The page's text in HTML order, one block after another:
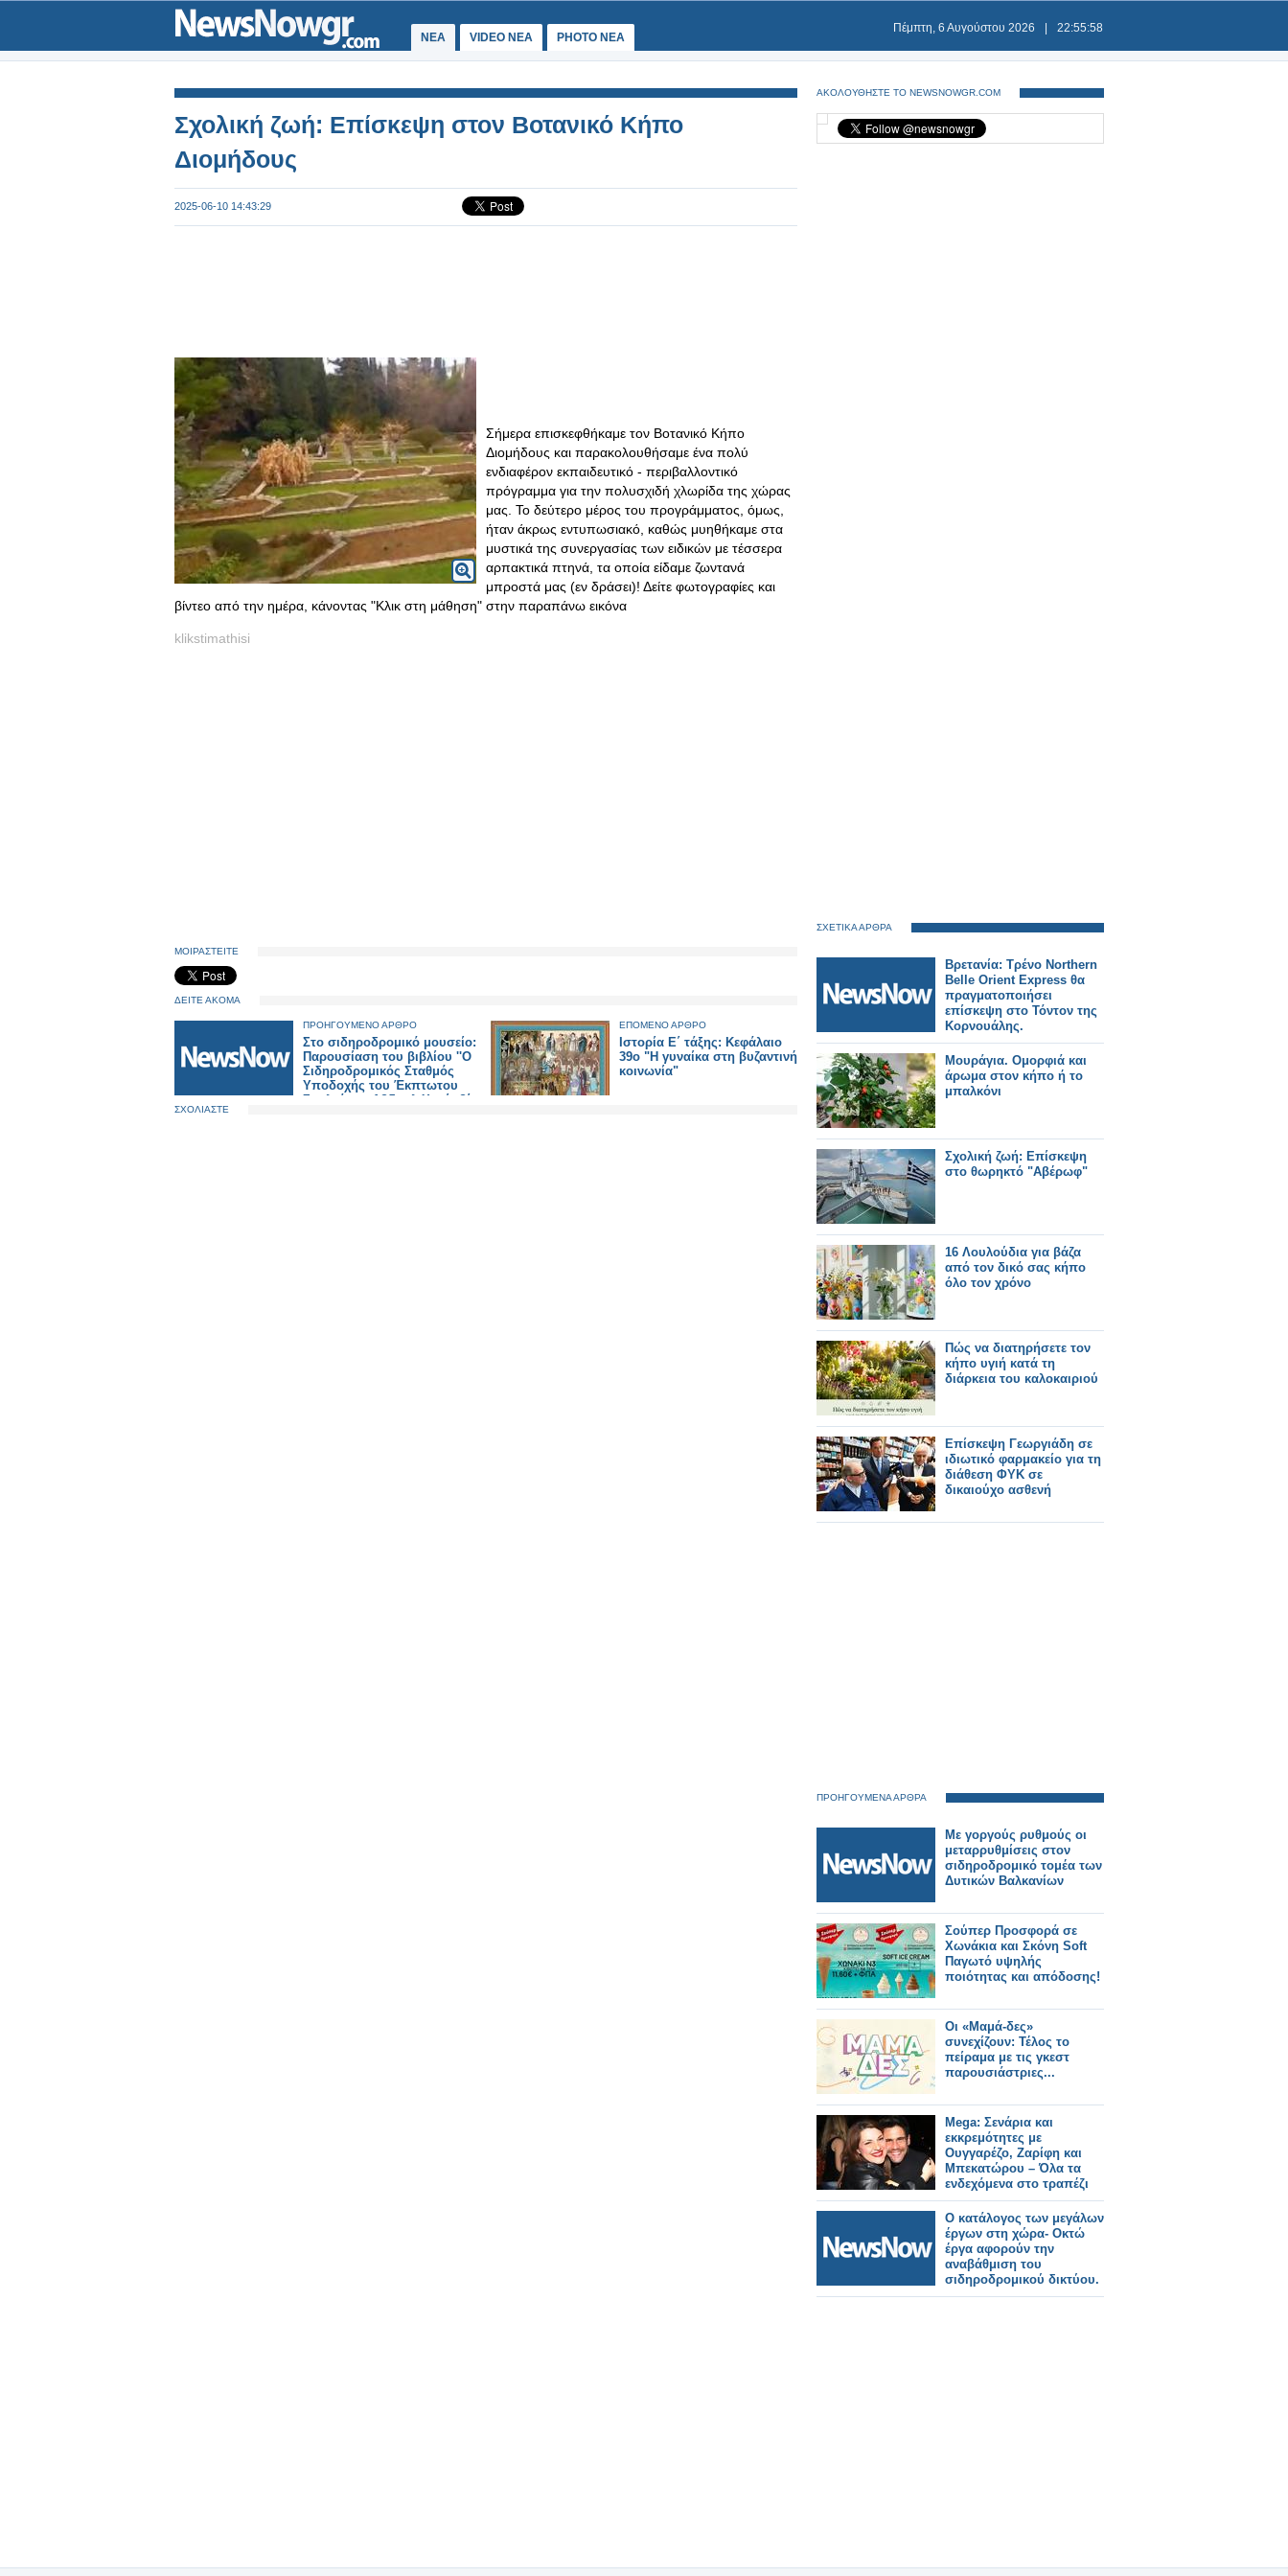
ΝΕΑ VIDEO NEA PHOTO NEA
Πέμπτη, 6 Αυγούστου 2026 22:55:58
Σχολική ζωή: Επίσκεψη στον Βοτανικό Κήπο
Διομήδους
2025-06-10 14:43:29
Σήμερα επισκεφθήκαμε τον Βοτανικό Κήπο
Διομήδους και παρακολουθήσαμε ένα πολύ
ενδιαφέρον εκπαιδευτικό - περιβαλλοντικό
πρόγραμμα για την πολυσχιδή χλωρίδα της χώρας
μας. Το δεύτερο μέρος του προγράμματος, όμως,
ήταν άκρως εντυπωσιακό, καθώς μυηθήκαμε στα
μυστικά της συνεργασίας των ειδικών με τέσσερα
αρπακτικά πτηνά, τα οποία είδαμε ζωντανά
μπροστά μας (εν δράσει)! Δείτε φωτογραφίες και
βίντεο από την ημέρα, κάνοντας "Κλικ στη μάθηση" στην παραπάνω εικόνα
klikstimathisi
ΜΟΙΡΑΣΤΕΙΤΕ
ΔΕΙΤΕ ΑΚΟΜΑ
ΠΡΟΗΓΟΥΜΕΝΟ ΑΡΘΡΟ
Στο σιδηροδρομικό μουσείο:
Παρουσίαση του βιβλίου ''Ο
Σιδηροδρομικός Σταθμός
Υποδοχής του Έκπτωτου
Σουλτάνου Αβδουλ Χαμίτ β΄
ΕΠΟΜΕΝΟ ΑΡΘΡΟ
Ιστορία Ε΄ τάξης: Κεφάλαιο
39ο "Η γυναίκα στη βυζαντινή
κοινωνία"
ΣΧΟΛΙΑΣΤΕ
ΑΚΟΛΟΥΘΗΣΤΕ ΤΟ NEWSNOWGR.COM
ΣΧΕΤΙΚΑ ΑΡΘΡΑ
Βρετανία: Τρένο Northern
Belle Orient Express θα
πραγματοποιήσει
επίσκεψη στο Τόντον της
Κορνουάλης.
Μουράγια. Ομορφιά και
άρωμα στον κήπο ή το
μπαλκόνι
Σχολική ζωή: Επίσκεψη
στο θωρηκτό "Αβέρωφ"
16 Λουλούδια για βάζα
από τον δικό σας κήπο
όλο τον χρόνο
Πώς να διατηρήσετε τον
κήπο υγιή κατά τη
διάρκεια του καλοκαιριού
Επίσκεψη Γεωργιάδη σε
ιδιωτικό φαρμακείο για τη
διάθεση ΦΥΚ σε
δικαιούχο ασθενή
ΠΡΟΗΓΟΥΜΕΝΑ ΑΡΘΡΑ
Με γοργούς ρυθμούς οι
μεταρρυθμίσεις στον
σιδηροδρομικό τομέα των
Δυτικών Βαλκανίων
Σούπερ Προσφορά σε
Χωνάκια και Σκόνη Soft
Παγωτό υψηλής
ποιότητας και απόδοσης!
Οι «Μαμά-δες»
συνεχίζουν: Τέλος το
πείραμα με τις γκεστ
παρουσιάστριες...
Mega: Σενάρια και
εκκρεμότητες με
Ουγγαρέζο, Ζαρίφη και
Μπεκατώρου – Όλα τα
ενδεχόμενα στο τραπέζι
Ο κατάλογος των μεγάλων
έργων στη χώρα- Οκτώ
έργα αφορούν την
αναβάθμιση του
σιδηροδρομικού δικτύου.